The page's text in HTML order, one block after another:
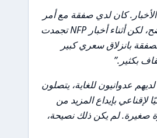
كان لدي صفقة مع أمر
إيقاف خسارة واضح، لكن أثناء أخبار NFP تجمدت
بانزلاق سعري كبير
بكثير.”
عدوانيون للغاية، يتصلون
لإقناعي بإيداع المزيد من
صغيرة. لم يكن ذلك نصيحة،